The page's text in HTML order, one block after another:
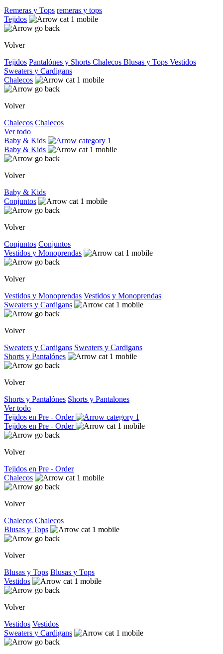
Remeras y Tops remeras y tops
Tejidos
Volver
Tejidos Pantalónes y Shorts Chalecos Blusas y Tops Vestidos
Sweaters y Cardigans
Chalecos
Volver
Chalecos Chalecos
Ver todo
Baby & Kids
Baby & Kids
Volver
Baby & Kids
Conjuntos
Volver
Conjuntos Conjuntos
Vestidos y Monoprendas
Volver
Vestidos y Monoprendas Vestidos y Monoprendas
Sweaters y Cardigans
Volver
Sweaters y Cardigans Sweaters y Cardigans
Shorts y Pantalónes
Volver
Shorts y Pantalónes Shorts y Pantalones
Ver todo
Tejidos en Pre - Order
Tejidos en Pre - Order
Volver
Tejidos en Pre - Order
Chalecos
Volver
Chalecos Chalecos
Blusas y Tops
Volver
Blusas y Tops Blusas y Tops
Vestidos
Volver
Vestidos Vestidos
Sweaters y Cardigans